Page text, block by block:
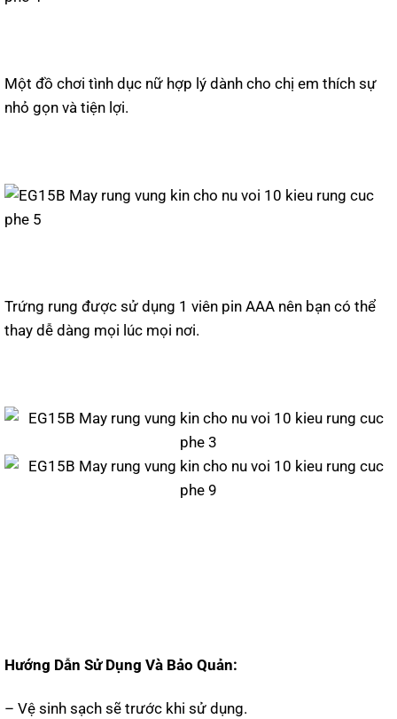
Một đồ chơi tình dục nữ hợp lý dành cho chị em thích sự
nhỏ gọn và tiện lợi.
Trứng rung được sử dụng 1 viên pin AAA nên bạn có thể
thay dễ dàng mọi lúc mọi nơi.
Hướng Dẫn Sử Dụng Và Bảo Quản:
– Vệ sinh sạch sẽ trước khi sử dụng.